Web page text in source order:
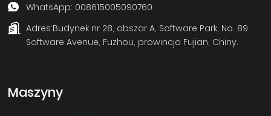
WhatsApp: 008615005090760
Adres:Budynek nr 28, obszar A, Software Park, No. 89
Software Avenue, Fuzhou, prowincja Fujian, Chiny.
Maszyny